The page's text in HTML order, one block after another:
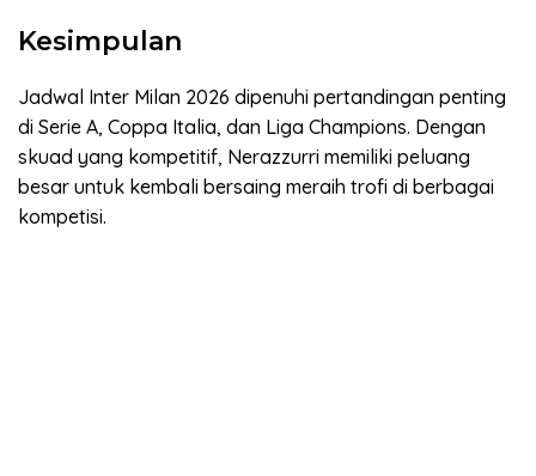
Kesimpulan
Jadwal Inter Milan 2026 dipenuhi pertandingan penting
di Serie A, Coppa Italia, dan Liga Champions. Dengan
skuad yang kompetitif, Nerazzurri memiliki peluang
besar untuk kembali bersaing meraih trofi di berbagai
kompetisi.